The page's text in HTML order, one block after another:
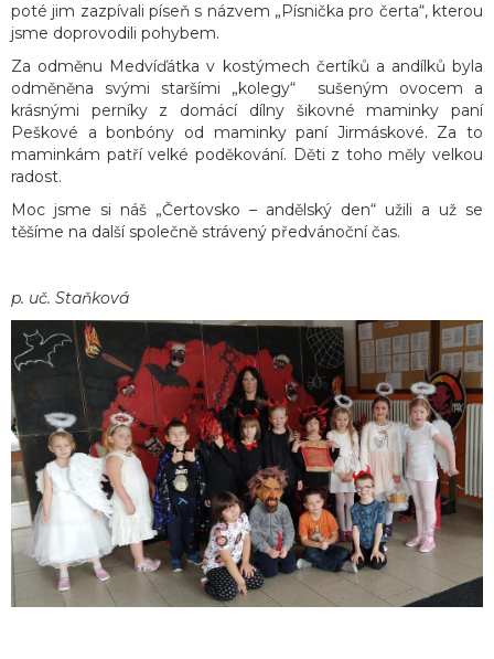
poté jim zazpívali píseň s názvem „Písnička pro čerta“, kterou
jsme doprovodili pohybem.
Za odměnu Medvíďátka v kostýmech čertíků a andílků byla
odměněna svými staršími „kolegy“ sušeným ovocem a
krásnými perníky z domácí dílny šikovné maminky paní
Peškové a bonbóny od maminky paní Jirmáskové. Za to
maminkám patří velké poděkování. Děti z toho měly velkou
radost.
Moc jsme si náš „Čertovsko – andělský den“ užili a už se
těšíme na další společně strávený předvánoční čas.
p. uč. Staňková